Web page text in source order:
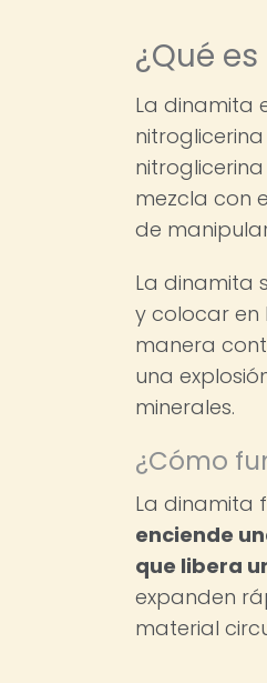
¿Qué
La dinamita
mezcla con
de
La dinamita
y colocar en
manera
una
minerales.
¿Cómo
La dinamita
enciende
que libera
expanden
material